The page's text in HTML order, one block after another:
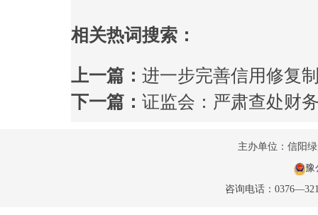
相关热词搜索：
上一篇： 进一步完善信用修复
下一篇： 证监会：严肃查处财
主办单位：信阳
豫
咨询电话：